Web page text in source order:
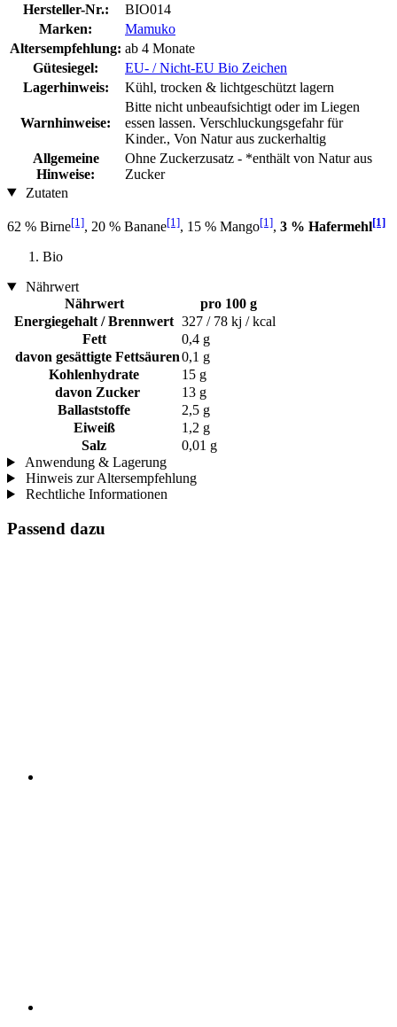
Hersteller-Nr.:
BIO014
Marken:
Mamuko
Altersempfehlung: ab 4 Monate
Gütesiegel:
EU- / Nicht-EU Bio Zeichen
Lagerhinweis:
Kühl, trocken & lichtgeschützt lagern
Warnhinweise:
Bitte nicht unbeaufsichtigt oder im Liegen
essen lassen. Verschluckungsgefahr für
Kinder., Von Natur aus zuckerhaltig
Allgemeine
Hinweise:
Ohne Zuckerzusatz - *enthält von Natur aus
Zucker
Zutaten
62 % Birne[1], 20 % Banane[1], 15 % Mango[1], 3 % Hafermehl[1]
Bio
Nährwert
Nährwert
pro 100 g
Energiegehalt / Brennwert 327 / 78 kj / kcal
Fett
0,4 g
davon gesättigte Fettsäuren0,1 g
Kohlenhydrate
15 g
davon Zucker
13 g
Ballaststoffe
2,5 g
Eiweiß
1,2 g
Salz
0,01 g
Anwendung & Lagerung
Hinweis zur Altersempfehlung
Rechtliche Informationen
Passend dazu